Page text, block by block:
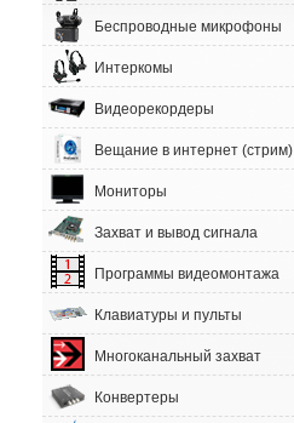
Беспроводные микрофоны
Интеркомы
Видеорекордеры
Вещание в интернет (стрим)
Мониторы
Захват и вывод сигнала
Программы видеомонтажа
Клавиатуры и пульты
Многоканальный захват
Конвертеры